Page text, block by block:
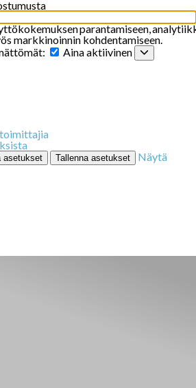
parantamiseen,
markkinoinnin kohdentamiseen.
Käytön
kannalta
Aina aktiivinen
toimittajia
asetukset Tallenna asetukset
Näytä